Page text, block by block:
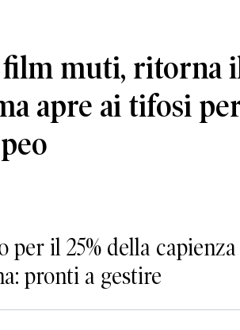
film muti, ritorna
apre ai tifosi
per il 25% della
pronti a gestire